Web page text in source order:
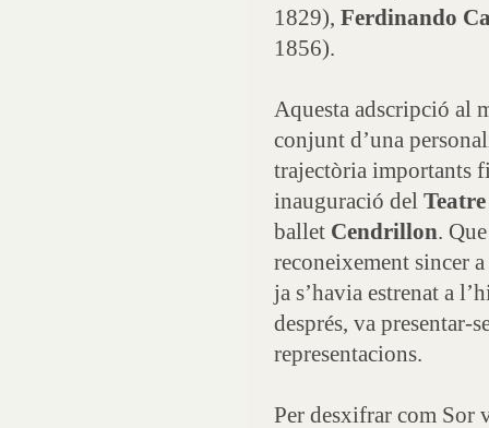
1829), Ferdinando
1856).
Aquesta adscripció al
conjunt d’una
trajectòria importants
inauguració del
ballet Cendrillon.
reconeixement sincer
ja s’havia estrenat a
després, va presentar-
representacions.
Per desxifrar com Sor